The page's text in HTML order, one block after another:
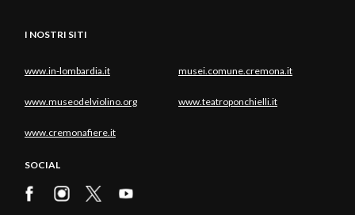
I NOSTRI SITI
www.in-lombardia.it musei.comune.cremona.it
www.museodelviolino.org www.teatroponchielli.it
www.cremonafiere.it
SOCIAL